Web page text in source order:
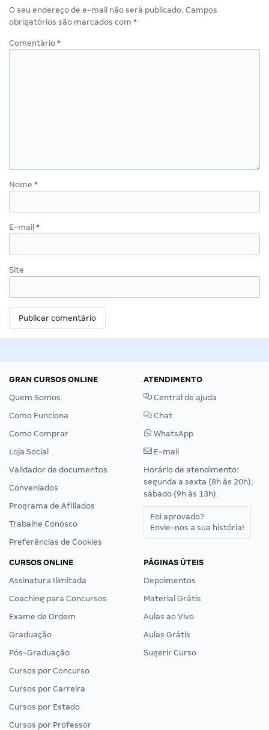
O seu endereço de e-mail não será publicado. Campos
obrigatórios são marcados com *
Comentário *
Nome *
E-mail *
Site
GRAN CURSOS ONLINE
Quem Somos
Como Funciona
Como Comprar
Loja Social
Validador de documentos
Conveniados
Programa de Afiliados
Trabalhe Conosco
Preferências de Cookies
ATENDIMENTO
Central de ajuda
Chat
WhatsApp
E-mail
Horário de atendimento:
segunda a sexta (8h às 20h),
sábado (9h às 13h).
Foi aprovado?
Envie-nos a sua história!
CURSOS ONLINE
Assinatura Ilimitada
Coaching para Concursos
Exame de Ordem
Graduação
Pós-Graduação
Cursos por Concurso
Cursos por Carreira
Cursos por Estado
Cursos por Professor
PÁGINAS ÚTEIS
Depoimentos
Material Grátis
Aulas ao Vivo
Aulas Grátis
Sugerir Curso